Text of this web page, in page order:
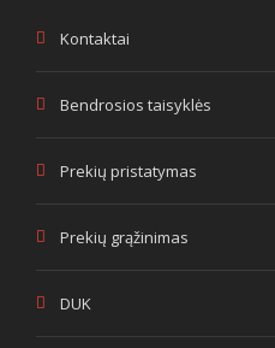
Kontaktai
Bendrosios taisyklės
Prekių pristatymas
Prekių grąžinimas
DUK